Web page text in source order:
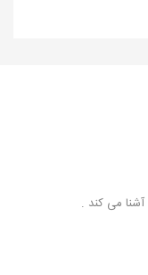
آشنا می کند .